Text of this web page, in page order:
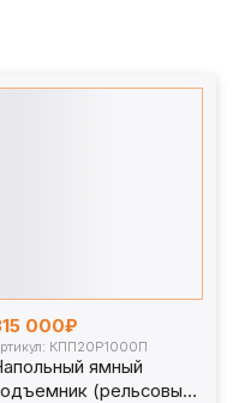
000₽
КПП20Р1000П
ямный
(рельсовый)